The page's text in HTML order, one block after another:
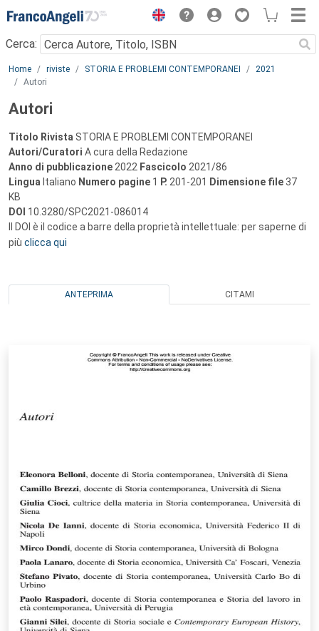
Menu
Cerca:
Main content
Home riviste STORIA E PROBLEMI CONTEMPORANEI
2021
Autori
Autori
Titolo Rivista STORIA E PROBLEMI CONTEMPORANEI
Autori/Curatori A cura della Redazione
Anno di pubblicazione 2022 Fascicolo 2021/86
Lingua Italiano Numero pagine 1 P. 201-201 Dimensione file 37
KB
DOI 10.3280/SPC2021-086014
Il DOI è il codice a barre della proprietà intellettuale: per saperne di
più clicca qui
ANTEPRIMA CITAMI